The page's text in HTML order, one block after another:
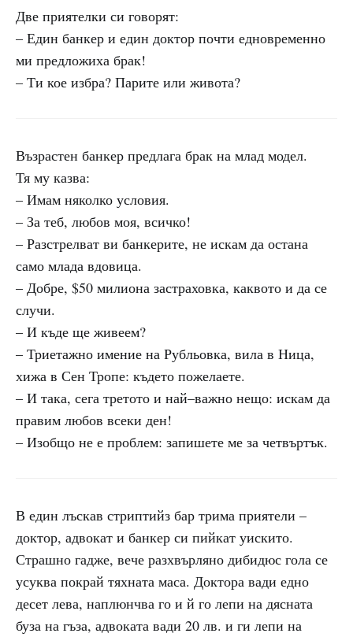
Две приятелки си говорят:
– Един банкер и един доктор почти едновременно
ми предложиха брак!
– Ти кое избра? Парите или живота?
Възрастен банкер предлага брак на млад модел.
Тя му казва:
– Имам няколко условия.
– За теб, любов моя, всичко!
– Разстрелват ви банкерите, не искам да остана
само млада вдовица.
– Добре, $50 милиона застраховка, каквото и да се
случи.
– И къде ще живеем?
– Триетажно имение на Рубльовка, вила в Ница,
хижа в Сен Тропе: където пожелаете.
– И така, сега третото и най–важно нещо: искам да
правим любов всеки ден!
– Изобщо не е проблем: запишете ме за четвъртък.
В един лъскав стриптийз бар трима приятели –
доктор, адвокат и банкер си пийкат уискито.
Страшно гадже, вече разхвърляно дибидюс гола се
усуква покрай тяхната маса. Доктора вади едно
десет лева, наплюнчва го и й го лепи на дясната
буза на гъза, адвоката вади 20 лв. и ги лепи на